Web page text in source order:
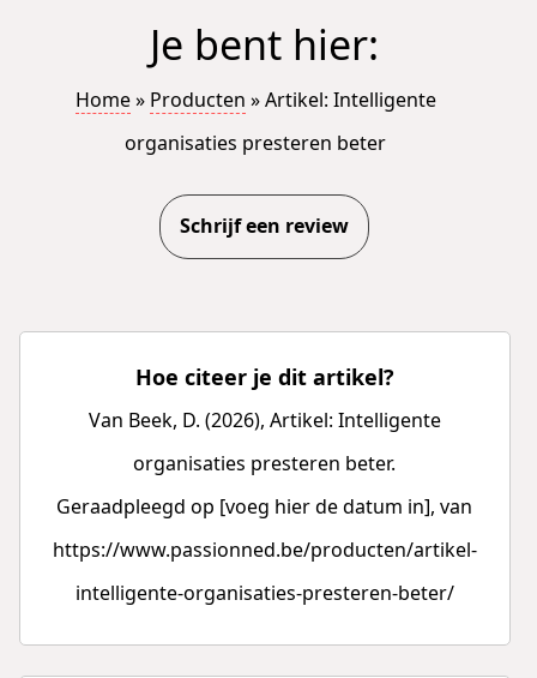
Je bent hier:
Home» Producten »Artikel: Intelligente
organisaties presteren beter
Schrijf een review
Hoe citeer je dit artikel?
Van Beek, D. (2026), Artikel: Intelligente
organisaties presteren beter.
Geraadpleegd op [voeg hier de datum in], van
https://www.passionned.be/producten/artikel-
intelligente-organisaties-presteren-beter/